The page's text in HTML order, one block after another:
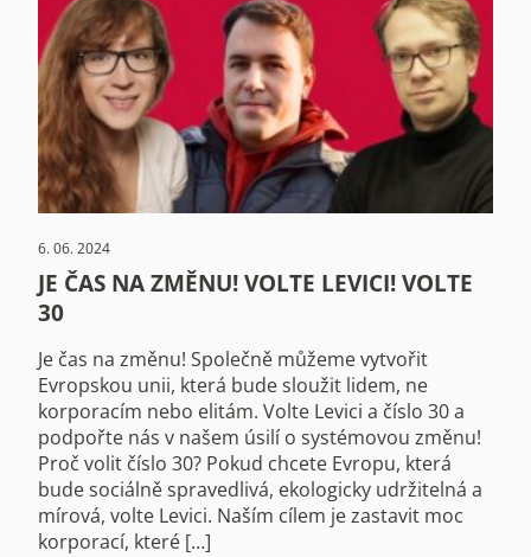
6. 06. 2024
JE ČAS NA ZMĚNU! VOLTE LEVICI! VOLTE
30
Je čas na změnu! Společně můžeme vytvořit
Evropskou unii, která bude sloužit lidem, ne
korporacím nebo elitám. Volte Levici a číslo 30 a
podpořte nás v našem úsilí o systémovou změnu!
Proč volit číslo 30? Pokud chcete Evropu, která
bude sociálně spravedlivá, ekologicky udržitelná a
mírová, volte Levici. Naším cílem je zastavit moc
korporací, které […]